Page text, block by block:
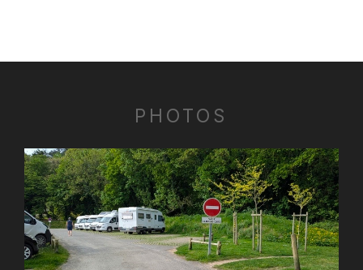
PHOTOS